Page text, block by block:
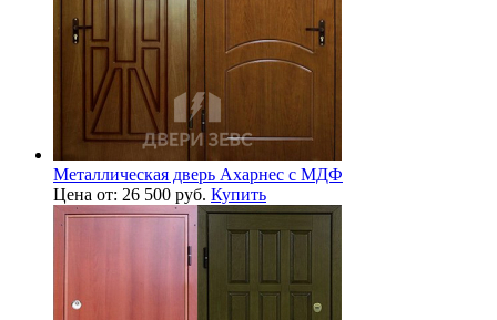
Металлическая дверь Ахарнес с МДФ
Цена от: 26 500 руб. Купить